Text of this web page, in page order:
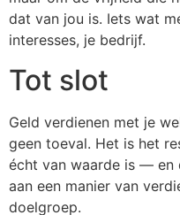
dat van jou is. Iets wat
interesses, je bedrijf.
Tot slot
Geld verdienen met je
geen toeval. Het is het
écht van waarde is — en
aan een manier van
doelgroep.